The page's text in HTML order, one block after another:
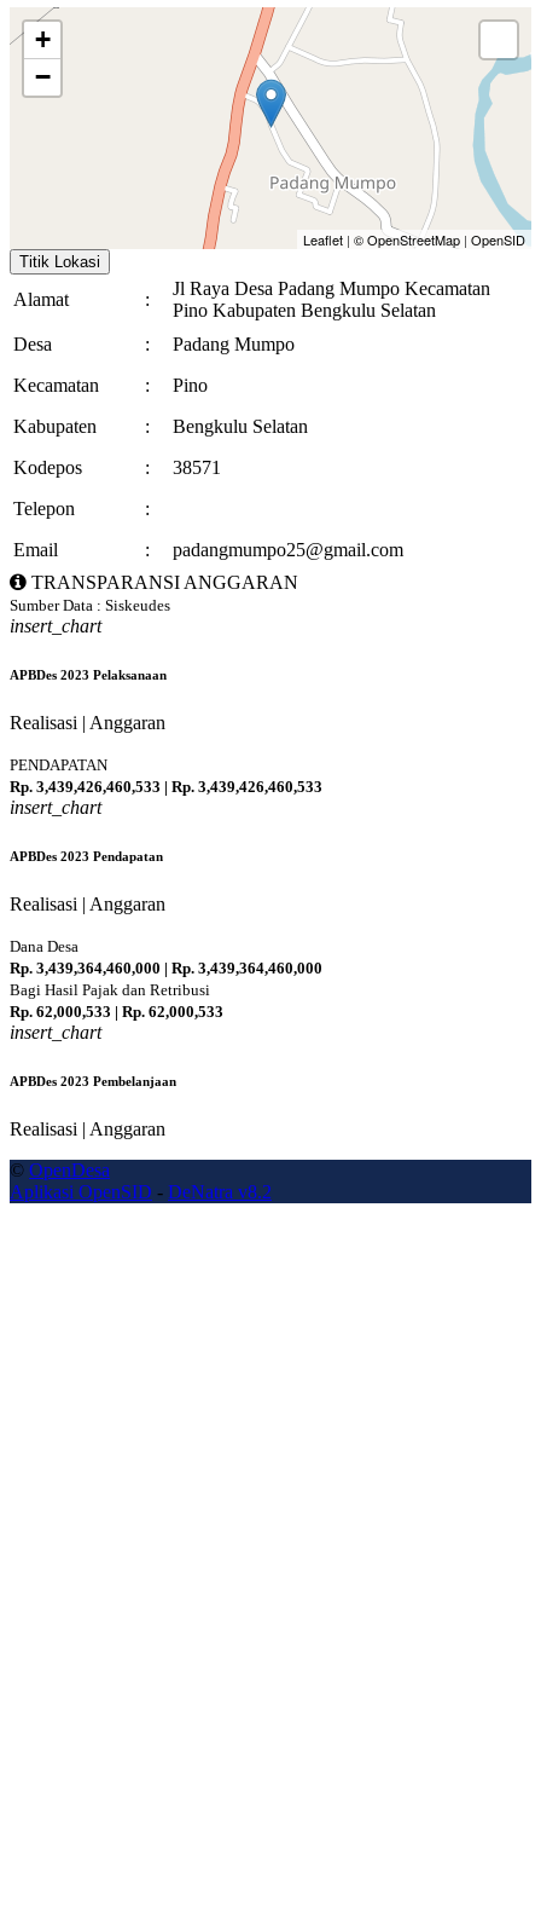
+
−
Leaflet | © OpenStreetMap | OpenSID
Titik Lokasi
Alamat :
Jl Raya Desa Padang Mumpo Kecamatan
Pino Kabupaten Bengkulu Selatan
Desa
:
Padang Mumpo
Kecamatan
:
Pino
Kabupaten
:
Bengkulu Selatan
Kodepos
:
38571
Telepon
:
Email
:
padangmumpo25@gmail.com
TRANSPARANSI ANGGARAN
Sumber Data : Siskeudes
insert_chart
APBDes 2023 Pelaksanaan
Realisasi | Anggaran
PENDAPATAN
Rp. 3,439,426,460,533 | Rp. 3,439,426,460,533
insert_chart
APBDes 2023 Pendapatan
Realisasi | Anggaran
Dana Desa
Rp. 3,439,364,460,000 | Rp. 3,439,364,460,000
Bagi Hasil Pajak dan Retribusi
Rp. 62,000,533 | Rp. 62,000,533
insert_chart
APBDes 2023 Pembelanjaan
Realisasi | Anggaran
© OpenDesa
Aplikasi OpenSID - DeNatra v8.2